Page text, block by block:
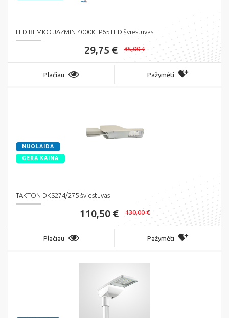
LED BEMKO JAZMIN 4000K IP65 LED šviestuvas
29,75 € 35,00 €
Plačiau Pažymėti
NUOLAIDA
GERA KAINA
TAKTON DKS274/275 šviestuvas
110,50 € 130,00 €
Plačiau Pažymėti